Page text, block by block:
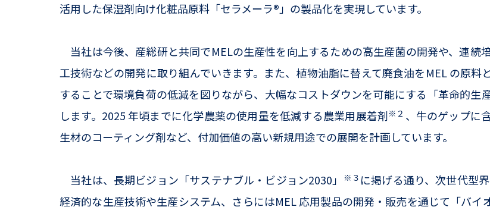
活用した保湿剤向け化粧品原料「セラメーラ®」の製品化を実現しています。
当社は今後、産総研と共同でMELの生産性を向上するための高生産菌の開発や、連続
工技術などの開発に取り組んでいきます。また、植物油脂に替えて廃食油をMEL の原
することで環境負荷の低減を図りながら、大幅なコストダウンを可能にする「革命的
します。2025 年頃までに化学農薬の使用量を低減する農業用展着剤※２ 、牛のゲップに
生材のコーティング剤など、付加価値の高い新規用途での展開を計画しています。
当社は、長期ビジョン「サステナブル・ビジョン2030」 ※３ に掲げる通り、次世代型
経済的な生産技術や生産システム、さらにはMEL 応用製品の開発・販売を通じて「バ